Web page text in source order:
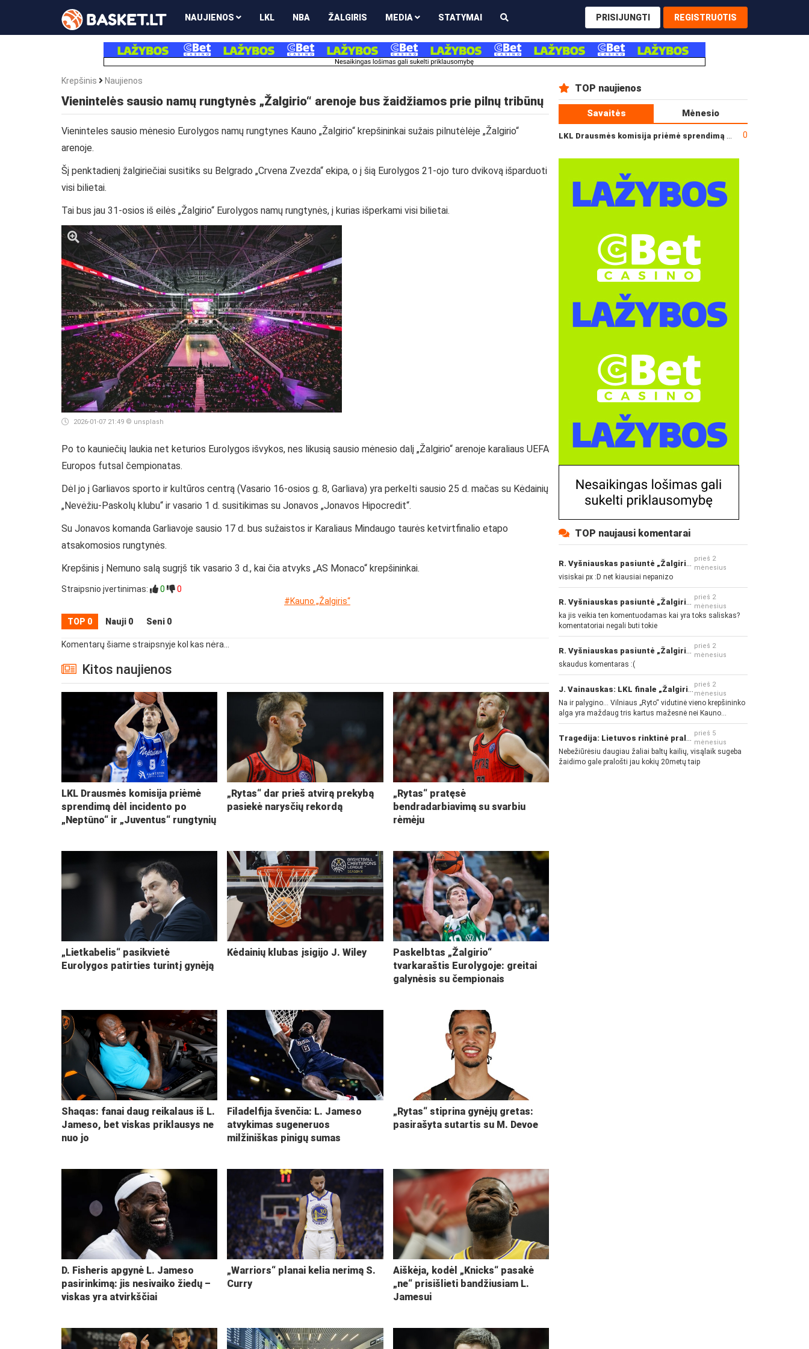
NAUJIENOS LKL NBA ŽALGIRIS MEDIA STATYMAI PRISIJUNGTI REGISTRUOTIS
Krepšinis Naujienos
Vienintelės sausio namų rungtynės „Žalgirio“ arenoje bus žaidžiamos prie pilnų tribūnų
Vieninteles sausio mėnesio Eurolygos namų rungtynes Kauno „Žalgirio“ krepšininkai sužais pilnutėlėje „Žalgirio“
arenoje.
Šį penktadienį žalgiriečiai susitiks su Belgrado „Crvena Zvezda“ ekipa, o į šią Eurolygos 21-ojo turo dvikovą išparduoti
visi bilietai.
Tai bus jau 31-osios iš eilės „Žalgirio“ Eurolygos namų rungtynės, į kurias išperkami visi bilietai.
2026-01-07 21:49 © unsplash
Po to kauniečių laukia net keturios Eurolygos išvykos, nes likusią sausio mėnesio dalį „Žalgirio“ arenoje karaliaus UEFA
Europos futsal čempionatas.
Dėl jo į Garliavos sporto ir kultūros centrą (Vasario 16-osios g. 8, Garliava) yra perkelti sausio 25 d. mačas su Kėdainių
„Nevėžiu-Paskolų klubu“ ir vasario 1 d. susitikimas su Jonavos „Jonavos Hipocredit“.
Su Jonavos komanda Garliavoje sausio 17 d. bus sužaistos ir Karaliaus Mindaugo taurės ketvirtfinalio etapo
atsakomosios rungtynės.
Krepšinis į Nemuno salą sugrįš tik vasario 3 d., kai čia atvyks „AS Monaco“ krepšininkai.
Straipsnio įvertinimas: 0
0
#Kauno „Žalgiris“
TOP 0 Nauji 0 Seni 0
Komentarų šiame straipsnyje kol kas nėra...
Kitos naujienos
LKL Drausmės komisija priėmė
sprendimą dėl incidento po
„Neptūno“ ir „Juventus“ rungtynių
„Rytas“ dar prieš atvirą prekybą
pasiekė narysčių rekordą
„Rytas“ pratęsė
bendradarbiavimą su svarbiu
rėmėju
„Lietkabelis“ pasikvietė
Eurolygos patirties turintį gynėją
Kėdainių klubas įsigijo J. Wiley
Paskelbtas „Žalgirio“
tvarkaraštis Eurolygoje: greitai
galynėsis su čempionais
Shaqas: fanai daug reikalaus iš L.
Jameso, bet viskas priklausys ne
nuo jo
Filadelfija švenčia: L. Jameso
atvykimas sugeneruos
milžiniškas pinigų sumas
„Rytas“ stiprina gynėjų gretas:
pasirašyta sutartis su M. Devoe
D. Fisheris apgynė L. Jameso
pasirinkimą: jis nesivaiko žiedų –
viskas yra atvirkščiai
„Warriors“ planai kelia nerimą S.
Curry
Aiškėja, kodėl „Knicks“ pasakė
„ne“ prisišlieti bandžiusiam L.
Jamesui
TOP naujienos
Savaitės Mėnesio
0
TOP naujausi komentarai
prieš 2
mėnesius
visiskai px :D net kiausiai nepanizo
prieš 2
mėnesius
ka jis veikia ten komentuodamas kai yra toks saliskas?
komentatoriai negali buti tokie
prieš 2
mėnesius
skaudus komentaras :(
prieš 2
mėnesius
Na ir palygino... Vilniaus „Ryto“ vidutinė vieno krepšininko
alga yra maždaug tris kartus mažesnė nei Kauno
„Žalgirio“... Mokama už sugebėjimus... Nėra pinigų - nėra
gerų žaidėjų...
prieš 5
mėnesius
Nebežiūrėsiu daugiau žaliai baltų kailių, visąlaik sugeba
žaidimo gale pralošti jau kokių 20metų taip